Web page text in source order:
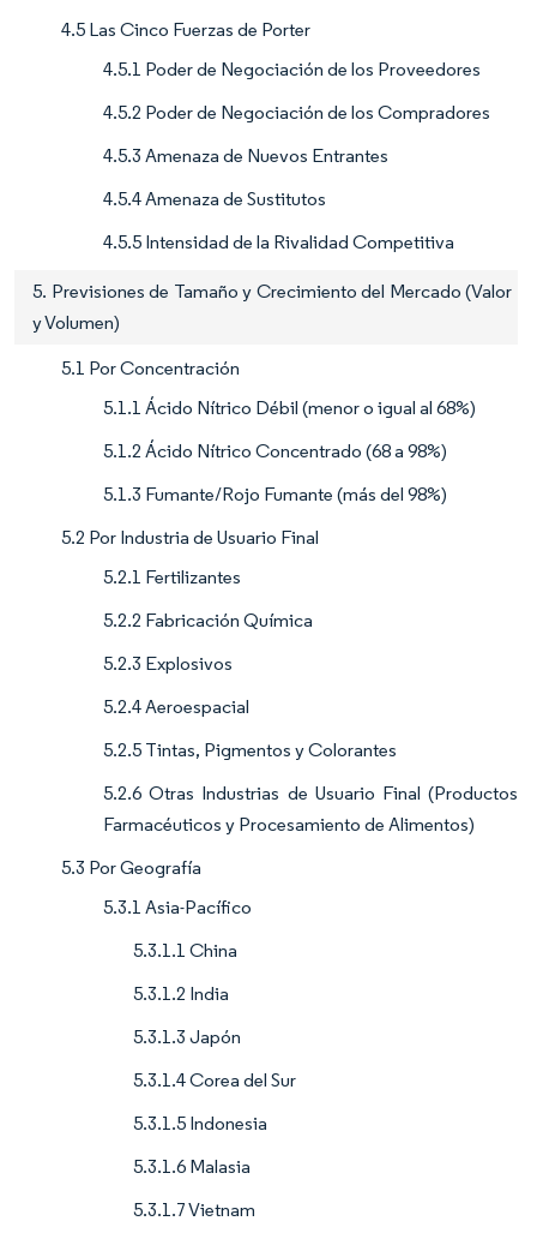
4.5 Las Cinco Fuerzas de Porter
4.5.1 Poder de Negociación de los Proveedores
4.5.2 Poder de Negociación de los Compradores
4.5.3 Amenaza de Nuevos Entrantes
4.5.4 Amenaza de Sustitutos
4.5.5 Intensidad de la Rivalidad Competitiva
5. Previsiones de Tamaño y Crecimiento del Mercado (Valor
y Volumen)
5.1 Por Concentración
5.1.1 Ácido Nítrico Débil (menor o igual al 68%)
5.1.2 Ácido Nítrico Concentrado (68 a 98%)
5.1.3 Fumante/Rojo Fumante (más del 98%)
5.2 Por Industria de Usuario Final
5.2.1 Fertilizantes
5.2.2 Fabricación Química
5.2.3 Explosivos
5.2.4 Aeroespacial
5.2.5 Tintas, Pigmentos y Colorantes
5.2.6 Otras Industrias de Usuario Final (Productos
Farmacéuticos y Procesamiento de Alimentos)
5.3 Por Geografía
5.3.1 Asia-Pacífico
5.3.1.1 China
5.3.1.2 India
5.3.1.3 Japón
5.3.1.4 Corea del Sur
5.3.1.5 Indonesia
5.3.1.6 Malasia
5.3.1.7 Vietnam